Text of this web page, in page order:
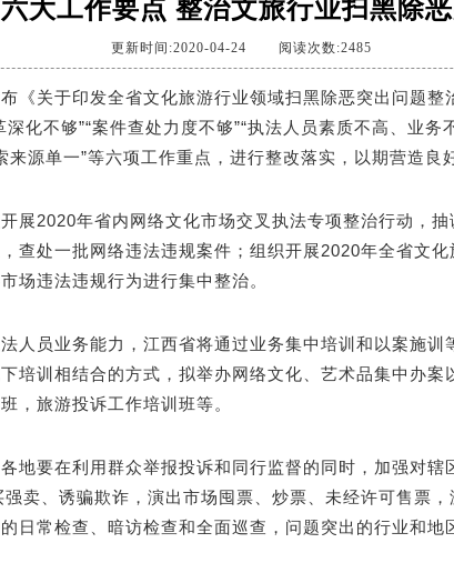
大工作要点 整治文旅行业扫黑除
更新时间:2020-04-24 阅读次数:2485
《关于印发全省文化旅游行业领域扫黑除恶突出问题整
化不够”“案件查处力度不够”“执法人员素质不高、业务
来源单一”等六项工作重点，进行整改落实，以期营造良
展2020年省内网络文化市场交叉执法专项整治行动，
查处一批网络违法违规案件；组织开展2020年全省文化
场违法违规行为进行集中整治。
人员业务能力，江西省将通过业务集中培训和以案施
培训相结合的方式，拟举办网络文化、艺术品集中办
，旅游投诉工作培训班等。
地要在利用群众举报投诉和同行监督的同时，加强对辖
强卖、诱骗欺诈，演出市场囤票、炒票、未经许可售票
日常检查、暗访检查和全面巡查，问题突出的行业和地